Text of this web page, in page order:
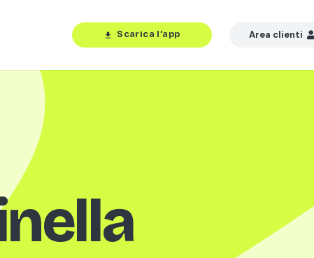
download Scarica l’app Area clienti